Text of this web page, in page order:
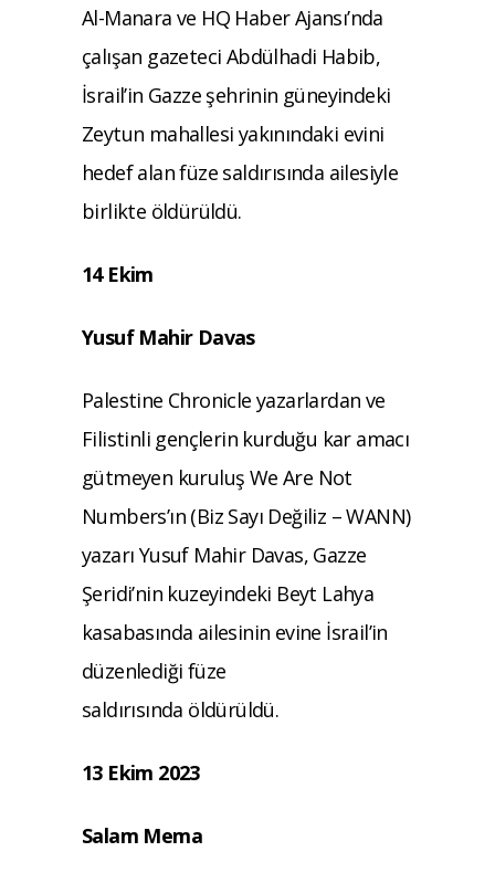
Al-Manara ve HQ Haber Ajansı’nda
çalışan gazeteci Abdülhadi Habib,
İsrail’in Gazze şehrinin güneyindeki
Zeytun mahallesi yakınındaki evini
hedef alan füze saldırısında ailesiyle
birlikte öldürüldü.
14 Ekim
Yusuf Mahir Davas
Palestine Chronicle yazarlardan ve
Filistinli gençlerin kurduğu kar amacı
gütmeyen kuruluş We Are Not
Numbers’ın (Biz Sayı Değiliz – WANN)
yazarı Yusuf Mahir Davas, Gazze
Şeridi’nin kuzeyindeki Beyt Lahya
kasabasında ailesinin evine İsrail’in
düzenlediği füze
saldırısında öldürüldü.
13 Ekim 2023
Salam Mema